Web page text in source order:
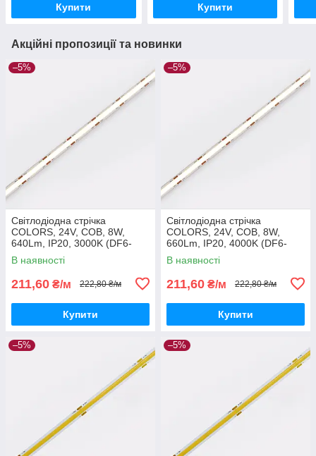
Купити Купити
Акційні пропозиції та новинки
–5%
Світлодіодна стрічка
COLORS, 24V, COB, 8W,
640Lm, IP20, 3000K (DF6-
24V-8mm-WW)
В наявності
211,60 ₴/м 222,80 ₴/м
Купити
–5%
Світлодіодна стрічка
COLORS, 24V, COB, 8W,
660Lm, IP20, 4000K (DF6-
24V-8mm-NW)
В наявності
211,60 ₴/м 222,80 ₴/м
Купити
–5% –5%